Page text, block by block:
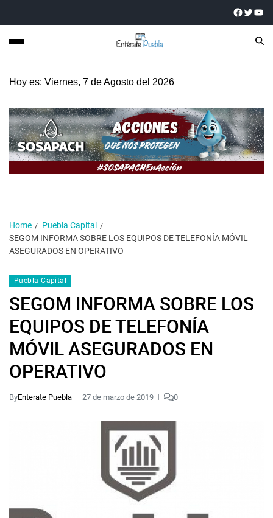
Hoy es: Viernes, 7 de Agosto del 2026
Home
Puebla Capital
SEGOM INFORMA SOBRE LOS EQUIPOS DE TELEFONÍA MÓVIL
ASEGURADOS EN OPERATIVO
Puebla Capital
SEGOM INFORMA SOBRE LOS
EQUIPOS DE TELEFONÍA
MÓVIL ASEGURADOS EN
OPERATIVO
ByEnterate Puebla 27 de marzo de 2019 0